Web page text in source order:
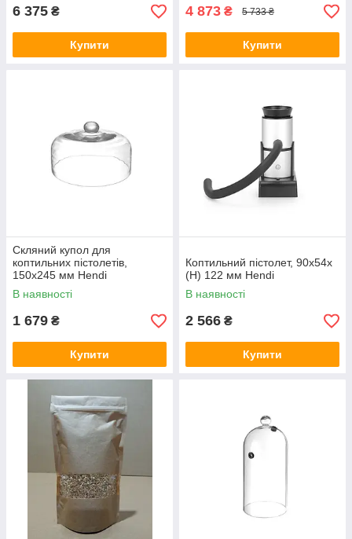
6 375 ₴
Купити
4 873 ₴ 5 733 ₴
Купити
Скляний купол для
коптильних пістолетів,
150х245 мм Hendi
В наявності
1 679 ₴
Купити
Коптильний пістолет, 90x54x
(H) 122 мм Hendi
В наявності
2 566 ₴
Купити